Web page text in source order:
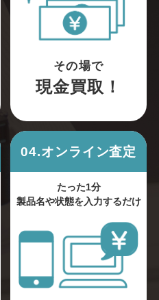
その場で
現金買取！
04.オンライン査定
たった1分
製品名や状態を入力するだけ